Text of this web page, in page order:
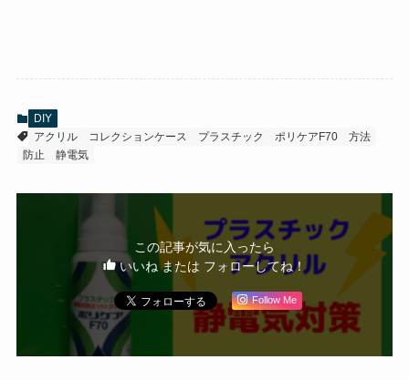
DIY
アクリル
コレクションケース プラスチック ポリケアF70
方法
防止
静電気
この記事が気に入ったら
いいね または フォローしてね！
Follow Me